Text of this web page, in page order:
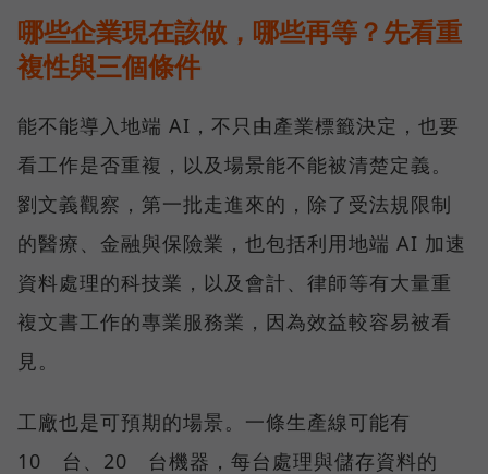
哪些企業現在該做，哪些再等？先看重
複性與三個條件
能不能導入地端 AI，不只由產業標籤決定，也要
看工作是否重複，以及場景能不能被清楚定義。
劉文義觀察，第一批走進來的，除了受法規限制
的醫療、金融與保險業，也包括利用地端 AI 加速
資料處理的科技業，以及會計、律師等有大量重
複文書工作的專業服務業，因為效益較容易被看
見。
工廠也是可預期的場景。一條生產線可能有
10 台、20 台機器，每台處理與儲存資料的